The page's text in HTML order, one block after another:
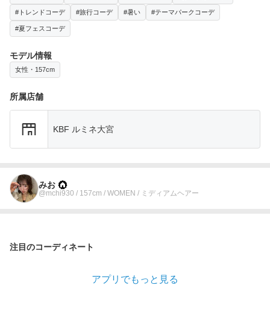
#トレンドコーデ #旅行コーデ #暑い #テーマパークコーデ
#夏フェスコーデ
モデル情報
女性・157cm
所属店舗
KBF ルミネ大宮
みお
@mchi930 / 157cm / WOMEN / ミディアムヘアー
注目のコーディネート
アプリでもっと見る